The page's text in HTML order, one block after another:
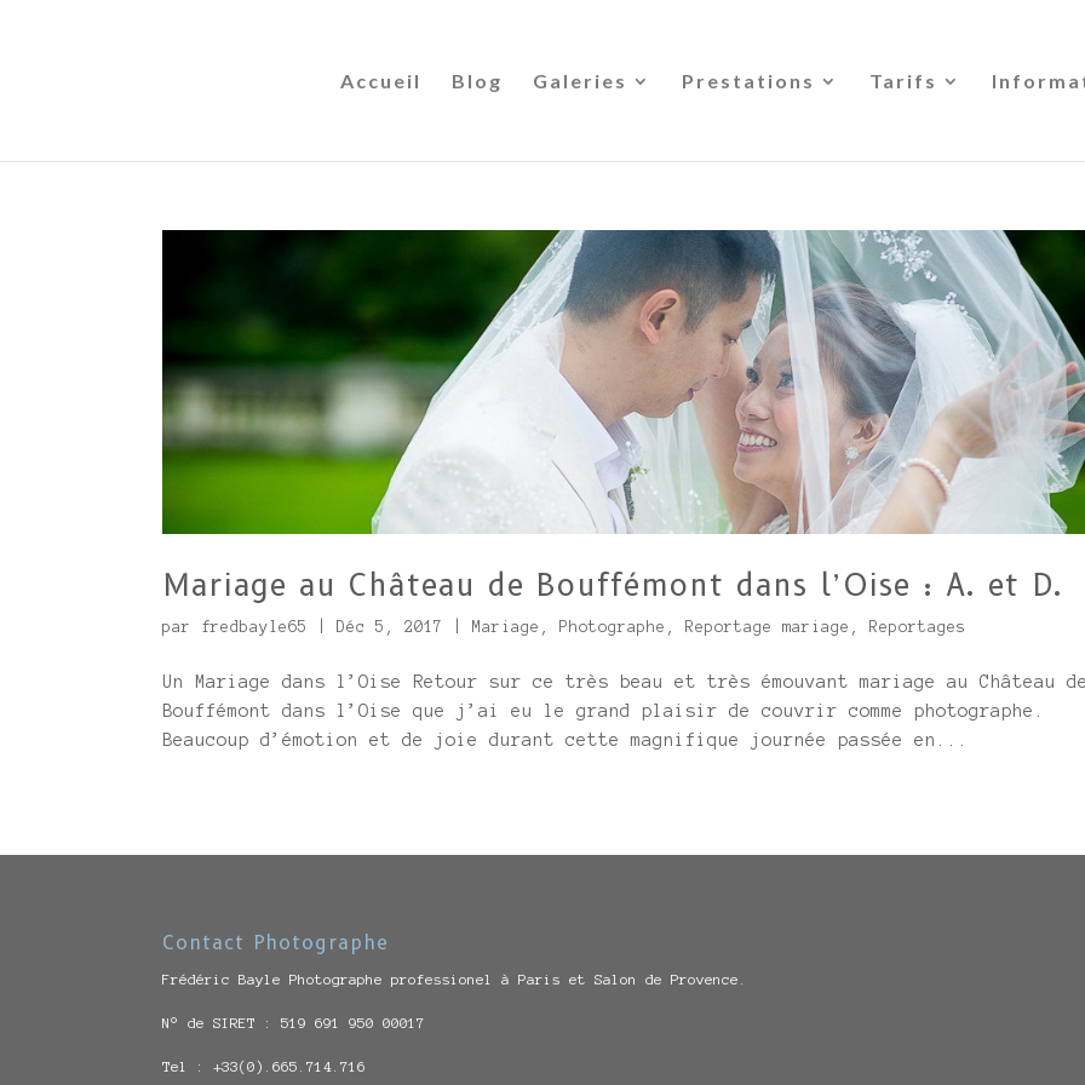
Accueil Blog Galeries Prestations Tarifs
Mariage au Château de Bouffémont dans l’Oise : A. et D.
par fredbayle65 Déc 5, 2017 Mariage , Photographe , Reportage mariage , Reportages
Un Mariage dans l’Oise Retour sur ce très beau et très émouvant mariage au Château
Bouffémont dans l’Oise que j’ai eu le grand plaisir de couvrir comme photographe.
Beaucoup d’émotion et de joie durant cette magnifique journée passée en...
Contact Photographe
Frédéric Bayle Photographe professionel à Paris et Salon de Provence.
N° de SIRET : 519 691 950 00017
Tel : +33(0).665.714.716